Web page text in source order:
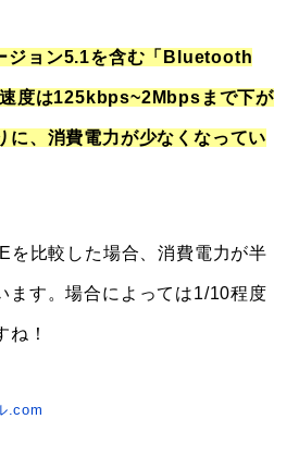
ジョン5.1を含む「Bluetooth
度は125kbps~2Mbpsまで下が
に、消費電力が少なくなってい
を比較した場合、消費電力が半
ます。場合によっては1/10程度
ね！
.com